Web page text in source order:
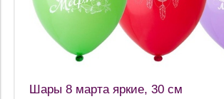
Шары 8 марта яркие, 30 см